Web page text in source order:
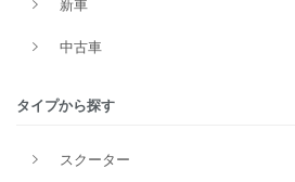
新車
中古車
タイプから探す
スクーター